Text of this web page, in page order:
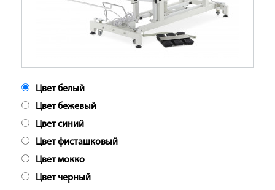
Цвет белый
Цвет бежевый
Цвет синий
Цвет фисташковый
Цвет мокко
Цвет черный